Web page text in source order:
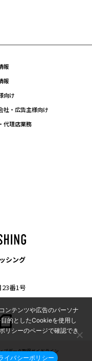
報
報
向け
社・広告主様向け
代理店業務
シング
番1号
ブデータ取得ガイドライン
ンテンツや広告のパーソナ
的としたCookieを使用し
リシーのページで確認でき
イバシーポリシー